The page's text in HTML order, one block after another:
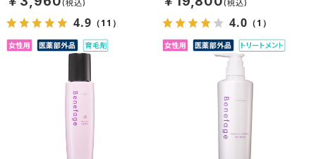
4.9 （11） 4.0 （1）